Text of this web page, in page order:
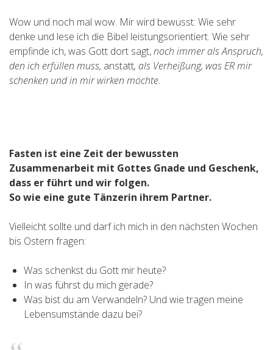
Wow und noch mal wow. Mir wird bewusst: Wie sehr
denke und lese ich die Bibel leistungsorientiert. Wie sehr
empfinde ich, was Gott dort sagt,noch immer als Anspruch,
den ich erfüllen muss, anstatt, als Verheißung, was ER mir
schenken und in mir wirken möchte.
Fasten ist eine Zeit der bewussten
Zusammenarbeit mit Gottes Gnade und Geschenk,
dass er führt und wir folgen.
So wie eine gute Tänzerin ihrem Partner.
Vielleicht sollte und darf ich mich in den nächsten Wochen
bis Ostern fragen:
Was schenkst du Gott mir heute?
In was führst du mich gerade?
Was bist du am Verwandeln? Und wie tragen meine
Lebensumstände dazu bei?